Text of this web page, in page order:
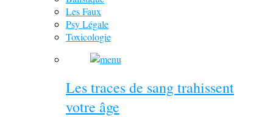
Les Faux
Psy Légale
Toxicologie
Les traces de sang trahissent
votre âge